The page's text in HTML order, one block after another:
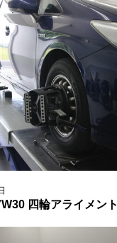
四輪アライメント